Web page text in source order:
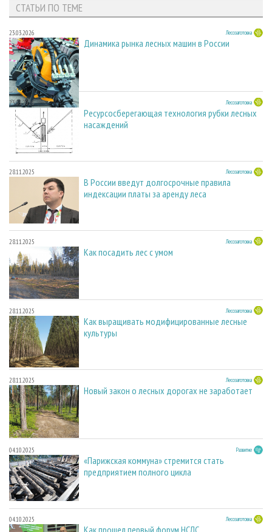
СТАТЬИ ПО ТЕМЕ
23.03.2026 Лесозаготовка
Динамика рынка лесных машин в России
23.03.2026 Лесозаготовка
Ресурсосберегающая технология рубки лесных
насаждений
28.11.2025 Лесозаготовка
В России введут долгосрочные правила
индексации платы за аренду леса
28.11.2025 Лесозаготовка
Как посадить лес с умом
28.11.2025 Лесозаготовка
Как выращивать модифицированные лесные
культуры
28.11.2025 Лесозаготовка
Новый закон о лесных дорогах не заработает
04.10.2025 Развитие
«Парижская коммуна» стремится стать
предприятием полного цикла
04.10.2025 Лесозаготовка